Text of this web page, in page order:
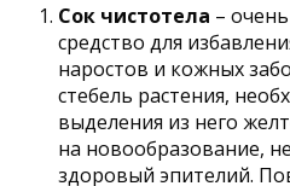
Сок чистотела –
средство для
наростов и кожных
стебель растения,
выделения из него
на новообразование,
здоровый эпителий.